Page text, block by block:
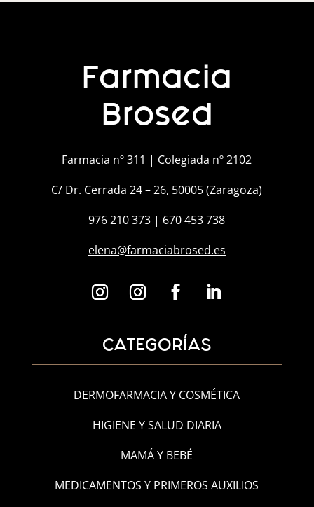
Farmacia
Brosed
Farmacia nº 311 | Colegiada nº 2102
C/ Dr. Cerrada 24 – 26, 50005 (Zaragoza)
976 210 373 | 670 453 738
elena@farmaciabrosed.es
CATEGORÍAS
DERMOFARMACIA Y COSMÉTICA
HIGIENE Y SALUD DIARIA
MAMÁ Y BEBÉ
MEDICAMENTOS Y PRIMEROS AUXILIOS